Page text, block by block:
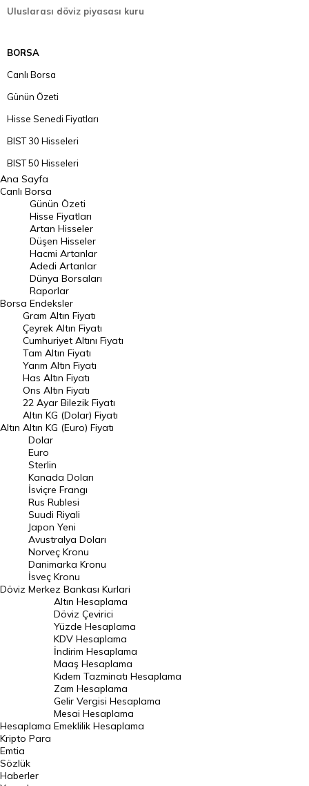
Uluslarası döviz piyasası kuru
BORSA
Canlı Borsa
Günün Özeti
Hisse Senedi Fiyatları
BIST 30 Hisseleri
BIST 50 Hisseleri
BIST 100 Hisseleri
En Çok Artan Hisseler
En Çok Düşen Hisseler
Hacmi Artanlar
Geçmiş Kapanışlar
Dünya Borsaları
Raporlar
Endeksler
DÖVİZ
Döviz Kuru
Dolar Kuru
Euro Kuru
Pound Kuru
Frank Kuru
Riyal Kuru
Avustralya Doları
Danimarka Kronu Kuru
Kanada Doları Kuru
Norveç Kronu Kuru
İsveç Kronu Kuru
Japon Yeni Kuru
Serbest Piyasa Döviz Kurları
Merkez Bankası Döviz Kurları
Altın Fiyatları
Gram Altın Fiyatı
Çeyrek Altın Fiyatı
Ana Sayfa
Canlı Borsa
Borsa
Günün Özeti
Hisse Fiyatları
Artan Hisseler
Düşen Hisseler
Hacmi Artanlar
Adedi Artanlar
Dünya Borsaları
Raporlar
Endeksler
Altın
Gram Altın Fiyatı
Çeyrek Altın Fiyatı
Cumhuriyet Altını Fiyatı
Tam Altın Fiyatı
Yarım Altın Fiyatı
Has Altın Fiyatı
Ons Altın Fiyatı
22 Ayar Bilezik Fiyatı
Altın KG (Dolar) Fiyatı
Altın KG (Euro) Fiyatı
Döviz
Dolar
Euro
Sterlin
Kanada Doları
İsviçre Frangı
Rus Rublesi
Suudi Riyali
Japon Yeni
Avustralya Doları
Norveç Kronu
Danimarka Kronu
İsveç Kronu
Merkez Bankası Kurlari
Hesaplama
Altın Hesaplama
Döviz Çevirici
Yüzde Hesaplama
KDV Hesaplama
İndirim Hesaplama
Maaş Hesaplama
Kıdem Tazminatı Hesaplama
Zam Hesaplama
Gelir Vergisi Hesaplama
Mesai Hesaplama
Emeklilik Hesaplama
Kripto Para
Emtia
Sözlük
Haberler